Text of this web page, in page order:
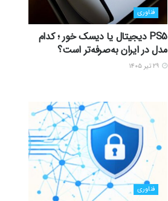
فناوری
PS5 دیجیتال یا دیسک خور ؛ کدام
مدل در ایران به‌صرفه‌تر است؟
فناوری